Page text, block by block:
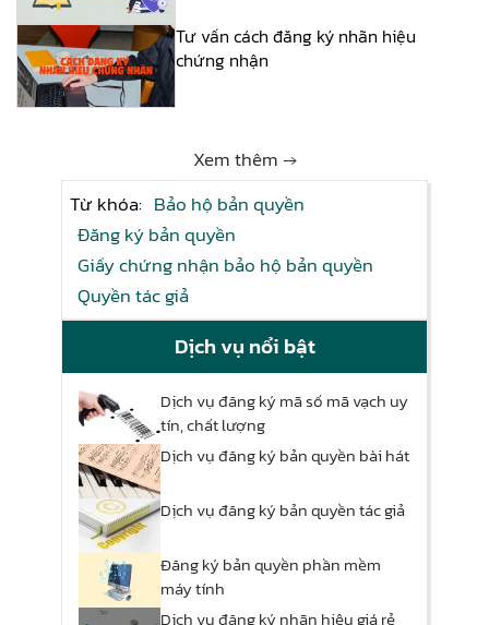
Tư vấn cách đăng ký nhãn hiệu
chứng nhận
Xem thêm →
Từ khóa: Bảo hộ bản quyền
Đăng ký bản quyền
Giấy chứng nhận bảo hộ bản quyền
Quyền tác giả
Dịch vụ nổi bật
Dịch vụ đăng ký mã số mã vạch uy
tín, chất lượng
Dịch vụ đăng ký bản quyền bài hát
Dịch vụ đăng ký bản quyền tác giả
Đăng ký bản quyền phần mềm
máy tính
Dịch vụ đăng ký nhãn hiệu giá rẻ